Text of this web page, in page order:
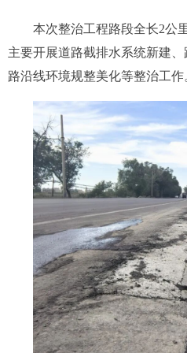
本次整治工程路段全长2公
主要开展道路截排水系统新建
路沿线环境规整美化等整治工作